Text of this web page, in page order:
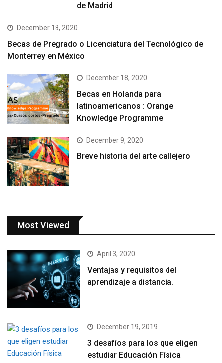
de Madrid
December 18, 2020
Becas de Pregrado o Licenciatura del Tecnológico de
Monterrey en México
December 18, 2020
Becas en Holanda para
latinoamericanos : Orange
Knowledge Programme
December 9, 2020
Breve historia del arte callejero
Most Viewed
April 3, 2020
Ventajas y requisitos del
aprendizaje a distancia.
December 19, 2019
3 desafíos para los que eligen
estudiar Educación Física